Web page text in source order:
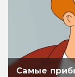
Самые